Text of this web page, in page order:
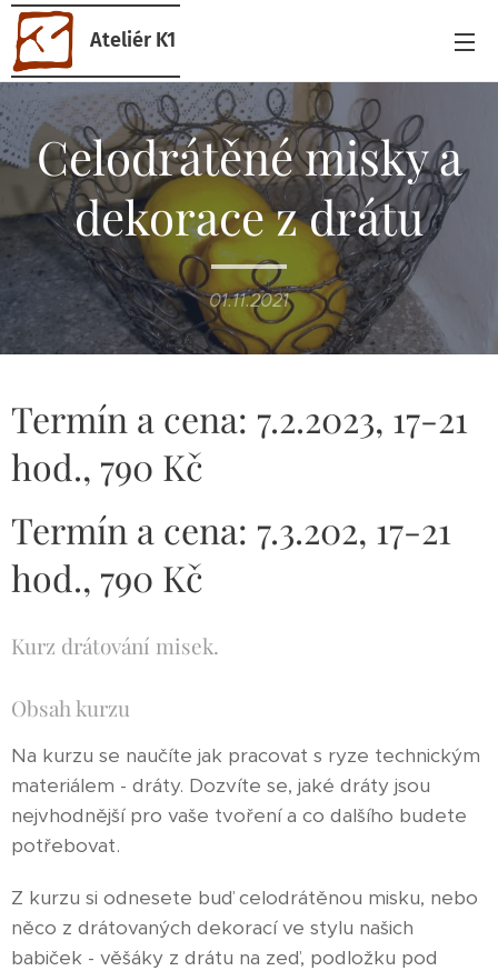
Ateliér K1
Celodrátěné misky a
dekorace z drátu
01.11.2021
Termín a cena: 7.2.2023, 17-21
hod., 790 Kč
Termín a cena: 7.3.202, 17-21
hod., 790 Kč
Kurz drátování misek.
Obsah kurzu
Na kurzu se naučíte jak pracovat s ryze technickým
materiálem - dráty. Dozvíte se, jaké dráty jsou
nejvhodnější pro vaše tvoření a co dalšího budete
potřebovat.
Z kurzu si odnesete buď celodrátěnou misku, nebo
něco z drátovaných dekorací ve stylu našich
babiček - věšáky z drátu na zeď, podložku pod